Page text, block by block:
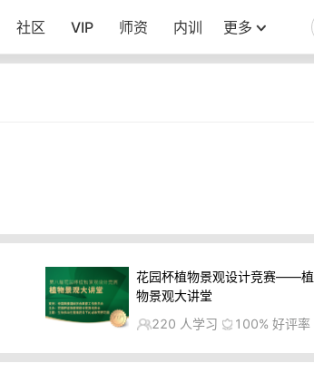
社区 VIP 师资 内训 更多
花园杯植物景观设计竞赛——植
物景观大讲堂
220 人学习 100% 好评率